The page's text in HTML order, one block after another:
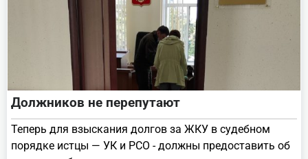
Должников не перепутают
Теперь для взыскания долгов за ЖКУ в судебном
порядке истцы — УК и РСО - должны предоставить об